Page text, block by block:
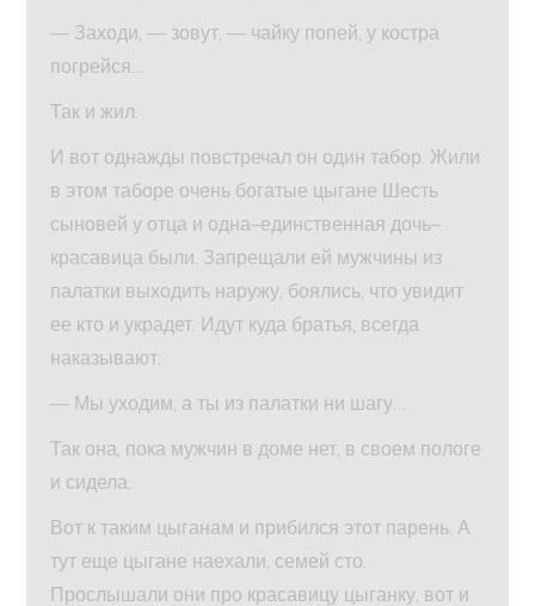
— Заходи, — зовут, — чайку попей, у костра
погрейся…
Так и жил.
И вот однажды повстречал он один табор. Жили
в этом таборе очень богатые цыгане Шесть
сыновей у отца и одна–единственная дочь–
красавица были. Запрещали ей мужчины из
палатки выходить наружу, боялись, что увидит
ее кто и украдет. Идут куда братья, всегда
наказывают:
— Мы уходим, а ты из палатки ни шагу…
Так она, пока мужчин в доме нет, в своем пологе
и сидела.
Вот к таким цыганам и прибился этот парень. А
тут еще цыгане наехали, семей сто.
Прослышали они про красавицу цыганку, вот и